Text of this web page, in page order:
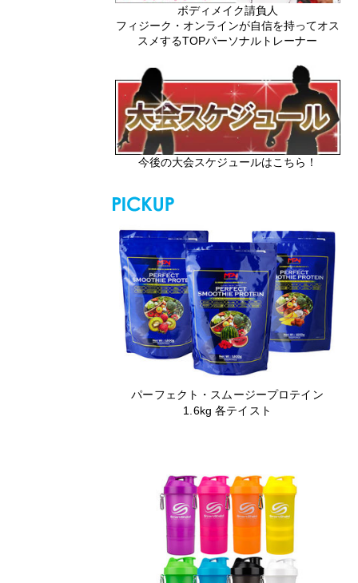
ボディメイク請負人
フィジーク・オンラインが自信を持ってオス
スメするTOPパーソナルトレーナー
今後の大会スケジュールはこちら！
パーフェクト・スムージープロテイン
1.6kg 各テイスト